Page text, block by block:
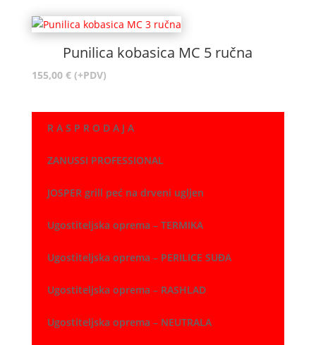
Punilica kobasica MC 5 ručna
155,00 € (+PDV)
R A S P R O D A J A
ZANUSSI PROFESSIONAL
JOSPER grill peć na drveni ugljen
Ugostiteljska oprema – TERMIKA
Ugostiteljska oprema – PERILICE SUĐA
Ugostiteljska oprema – RASHLAD
Ugostiteljska oprema – NEUTRALA